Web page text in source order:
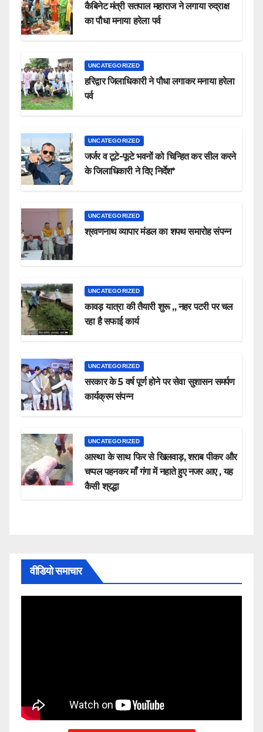
कैबिनेट मंत्री सतपाल महाराज ने लगाया रुद्राक्ष
का पौधा मनाया हरेला पर्व
UNCATEGORIZED
हरिद्वार जिलाधिकारी ने पौधा लगाकर मनाया हरेला
पर्व
UNCATEGORIZED
जर्जर व टूटे-फूटे भवनों को चिन्हित कर सील करने
के जिलाधिकारी ने दिए निर्देश*
UNCATEGORIZED
श्रवणनाथ व्यापार मंडल का शपथ समारोह संपन्न
UNCATEGORIZED
कावड़ यात्रा की तैयारी शुरू ,, नहर पटरी पर चल
रहा है सफाई कार्य
UNCATEGORIZED
सरकार के 5 वर्ष पूर्ण होने पर सेवा सुशासन समर्पण
कार्यक्रम संपन्न
UNCATEGORIZED
आस्था के साथ फिर से खिलवाड़, शराब पीकर और
चप्पल पहनकर माँ गंगा में नहाते हुए नजर आए , यह
कैसी श्रद्धा
वीडियो समाचार